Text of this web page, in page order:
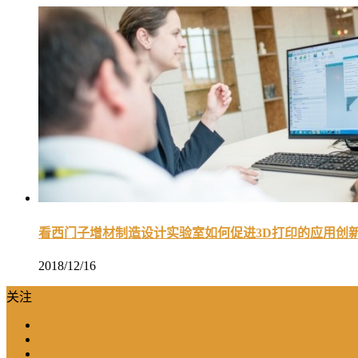
看西门子增材制造设计实验室如何促进3D打印的应用创
2018/12/16
关注